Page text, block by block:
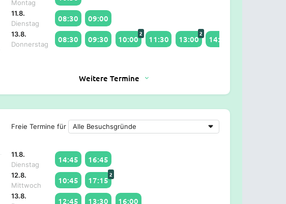
Montag
11.8.
Dienstag
08:30 09:00
13.8.
Donnerstag
08:30 09:30 10:00
2
11:30 13:00
2
14:00
Weitere Termine
Freie Termine für
11.8.
Dienstag
14:45 16:45
12.8.
Mittwoch
10:45 17:15
2
13.8.
12:45 13:30 16:00